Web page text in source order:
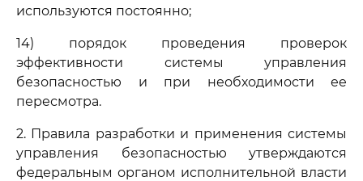
используются постоянно;
14) порядок проведения проверок
эффективности системы управления
безопасностью и при необходимости ее
пересмотра.
2. Правила разработки и применения системы
управления безопасностью утверждаются
федеральным органом исполнительной власти